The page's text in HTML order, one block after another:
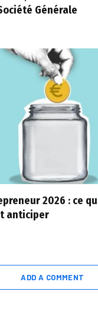
Générale
2026 : ce
anticiper
ADD A COMMENT